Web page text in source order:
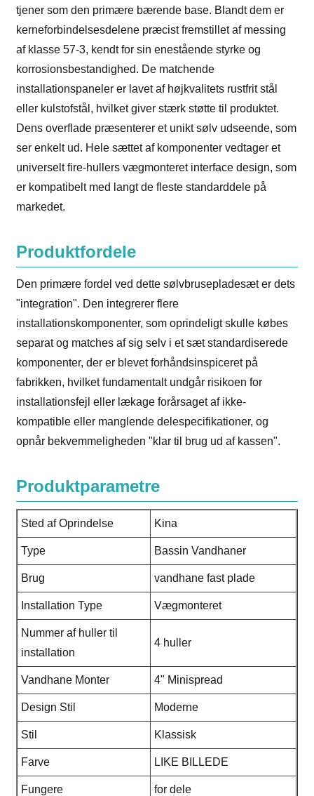
tjener som den primære bærende base. Blandt dem er
kerneforbindelsesdelene præcist fremstillet af messing
af klasse 57-3, kendt for sin enestående styrke og
korrosionsbestandighed. De matchende
installationspaneler er lavet af højkvalitets rustfrit stål
eller kulstofstål, hvilket giver stærk støtte til produktet.
Dens overflade præsenterer et unikt sølv udseende, som
ser enkelt ud. Hele sættet af komponenter vedtager et
universelt fire-hullers vægmonteret interface design, som
er kompatibelt med langt de fleste standarddele på
markedet.
Produktfordele
Den primære fordel ved dette sølvbrusepladesæt er dets
"integration". Den integrerer flere
installationskomponenter, som oprindeligt skulle købes
separat og matches af sig selv i et sæt standardiserede
komponenter, der er blevet forhåndsinspiceret på
fabrikken, hvilket fundamentalt undgår risikoen for
installationsfejl eller lækage forårsaget af ikke-
kompatible eller manglende delespecifikationer, og
opnår bekvemmeligheden "klar til brug ud af kassen".
Produktparametre
Sted af Oprindelse Kina
Type Bassin Vandhaner
Brug vandhane fast plade
Installation Type Vægmonteret
Nummer af huller til
installation
4 huller
Vandhane Monter 4" Minispread
Design Stil Moderne
Stil Klassisk
Farve LIKE BILLEDE
Fungere for dele